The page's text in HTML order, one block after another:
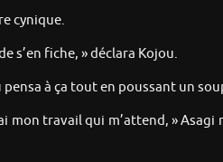
cynique.
s’en fiche, » déclara Kojou.
pensa à ça tout en poussant un
mon travail qui m’attend, »